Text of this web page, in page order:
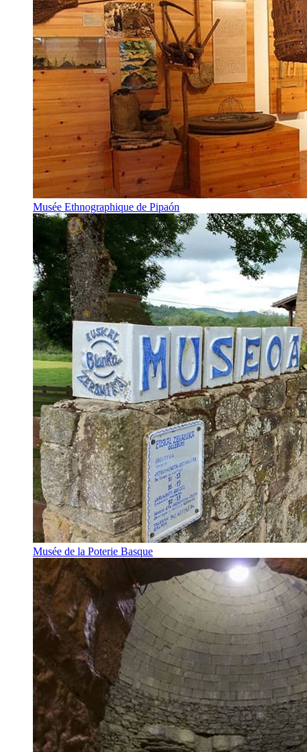
Musée Ethnographique de Pipaón
Musée de la Poterie Basque